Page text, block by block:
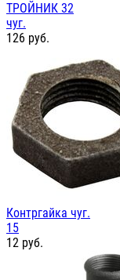
ТРОЙНИК 32
чуг.
126 руб.
Контргайка чуг.
15
12 руб.